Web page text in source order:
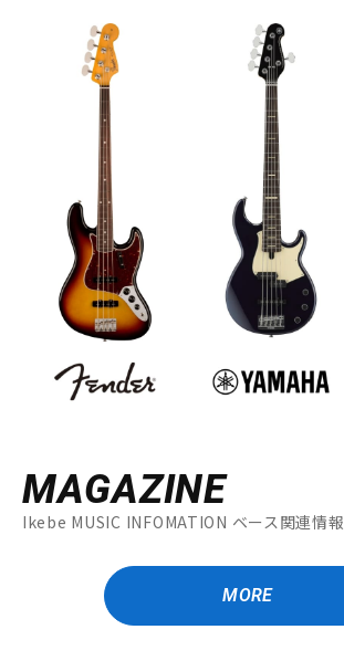
MAGAZINE
Ikebe MUSIC INFOMATION ベース関連情報
MORE